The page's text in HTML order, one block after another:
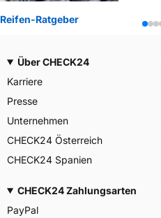
Reifen-Ratgeber
Über CHECK24
Karriere
Presse
Unternehmen
CHECK24 Österreich
CHECK24 Spanien
CHECK24 Zahlungsarten
PayPal